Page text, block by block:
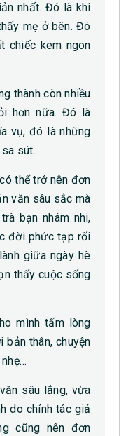
nhất. Đó là khi
mẹ ở bên. Đó
chiếc kem ngon
thành còn nhiều
hơn nữa. Đó là
vụ, đó là những
sút.
thể trở nên đơn
văn sâu sắc mà
bạn nhâm nhi,
đời phức tạp rối
giữa ngày hè
thấy cuộc sống
mình tấm lòng
bản thân, chuyện
sâu lắng, vừa
do chính tác giả
cũng nên đơn